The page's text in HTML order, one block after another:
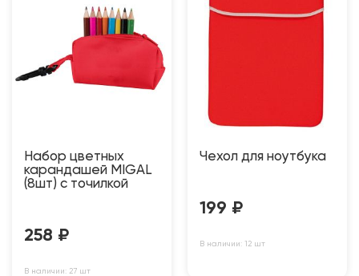
Набор цветных
карандашей MIGAL
(8шт) с точилкой
258 ₽
В наличии: 27 шт
Чехол для ноутбука
199 ₽
В наличии: 12 шт